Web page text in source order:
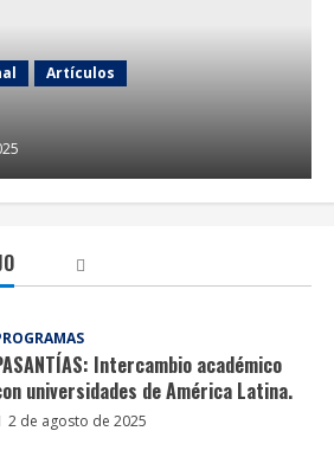
Artículos
Intercambio académico
universidades de América Latina.
2 de agosto de 2025